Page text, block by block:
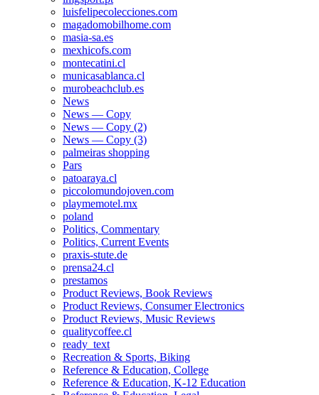
luisfelipecolecciones.com
magadomobilhome.com
masia-sa.es
mexhicofs.com
montecatini.cl
municasablanca.cl
murobeachclub.es
News
News — Copy
News — Copy (2)
News — Copy (3)
palmeiras shopping
Pars
patoaraya.cl
piccolomundojoven.com
playmemotel.mx
poland
Politics, Commentary
Politics, Current Events
praxis-stute.de
prensa24.cl
prestamos
Product Reviews, Book Reviews
Product Reviews, Consumer Electronics
Product Reviews, Music Reviews
qualitycoffee.cl
ready_text
Recreation & Sports, Biking
Reference & Education, College
Reference & Education, K-12 Education